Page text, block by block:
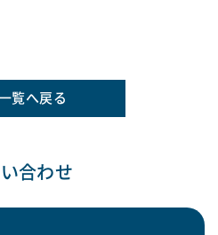
覧へ戻る
合わせ